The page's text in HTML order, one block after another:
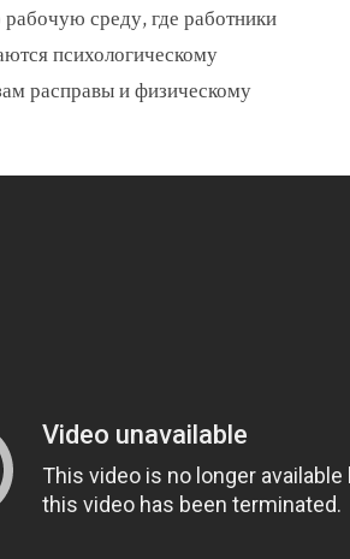
среду, где работники
психологическому
расправы и физическому